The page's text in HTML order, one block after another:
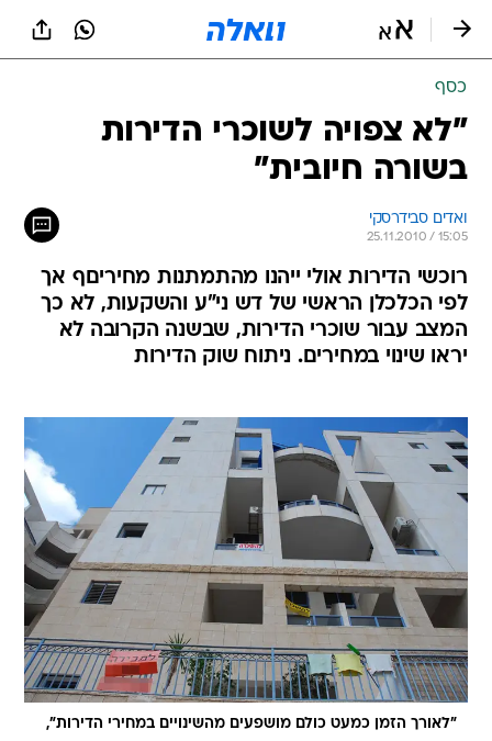
כסף
"לא צפויה לשוכרי הדירות
בשורה חיובית"
ואדים סבידרסקי
25.11.2010 / 15:05
רוכשי הדירות אולי ייהנו מהתמתנות מחיריםף אך
לפי הכלכלן הראשי של דש ני"ע והשקעות, לא כך
המצב עבור שוכרי הדירות, שבשנה הקרובה לא
יראו שינוי במחירים. ניתוח שוק הדירות
"לאורך הזמן כמעט כולם מושפעים מהשינויים במחירי הדירות",